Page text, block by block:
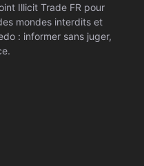
Illicit Trade FR pour
mondes interdits et
: informer sans juger,